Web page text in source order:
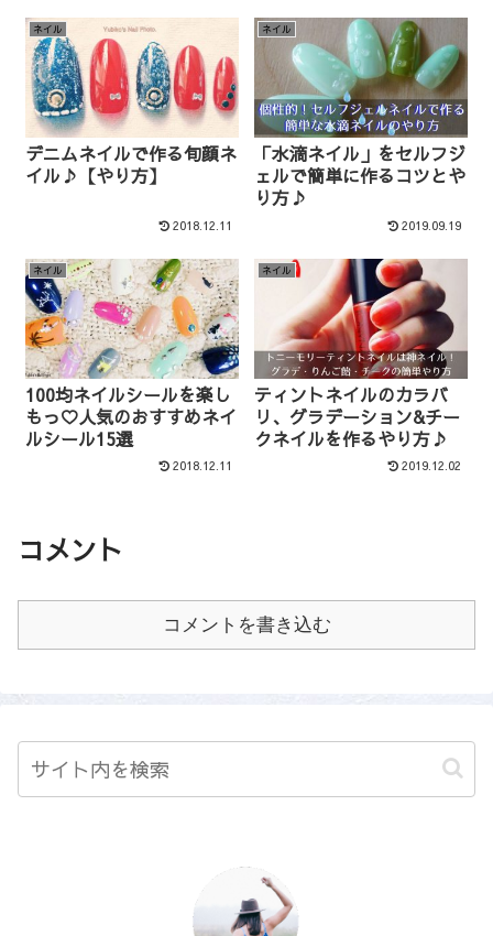
ネイル
デニムネイルで作る旬顔ネ
イル♪【やり方】
2018.12.11
ネイル
「水滴ネイル」をセルフジ
ェルで簡単に作るコツとや
り方♪
2019.09.19
ネイル
100均ネイルシールを楽し
もっ♡人気のおすすめネイ
ルシール15選
2018.12.11
ネイル
ティントネイルのカラバ
リ、グラデーション&チー
クネイルを作るやり方♪
2019.12.02
コメント
コメントを書き込む